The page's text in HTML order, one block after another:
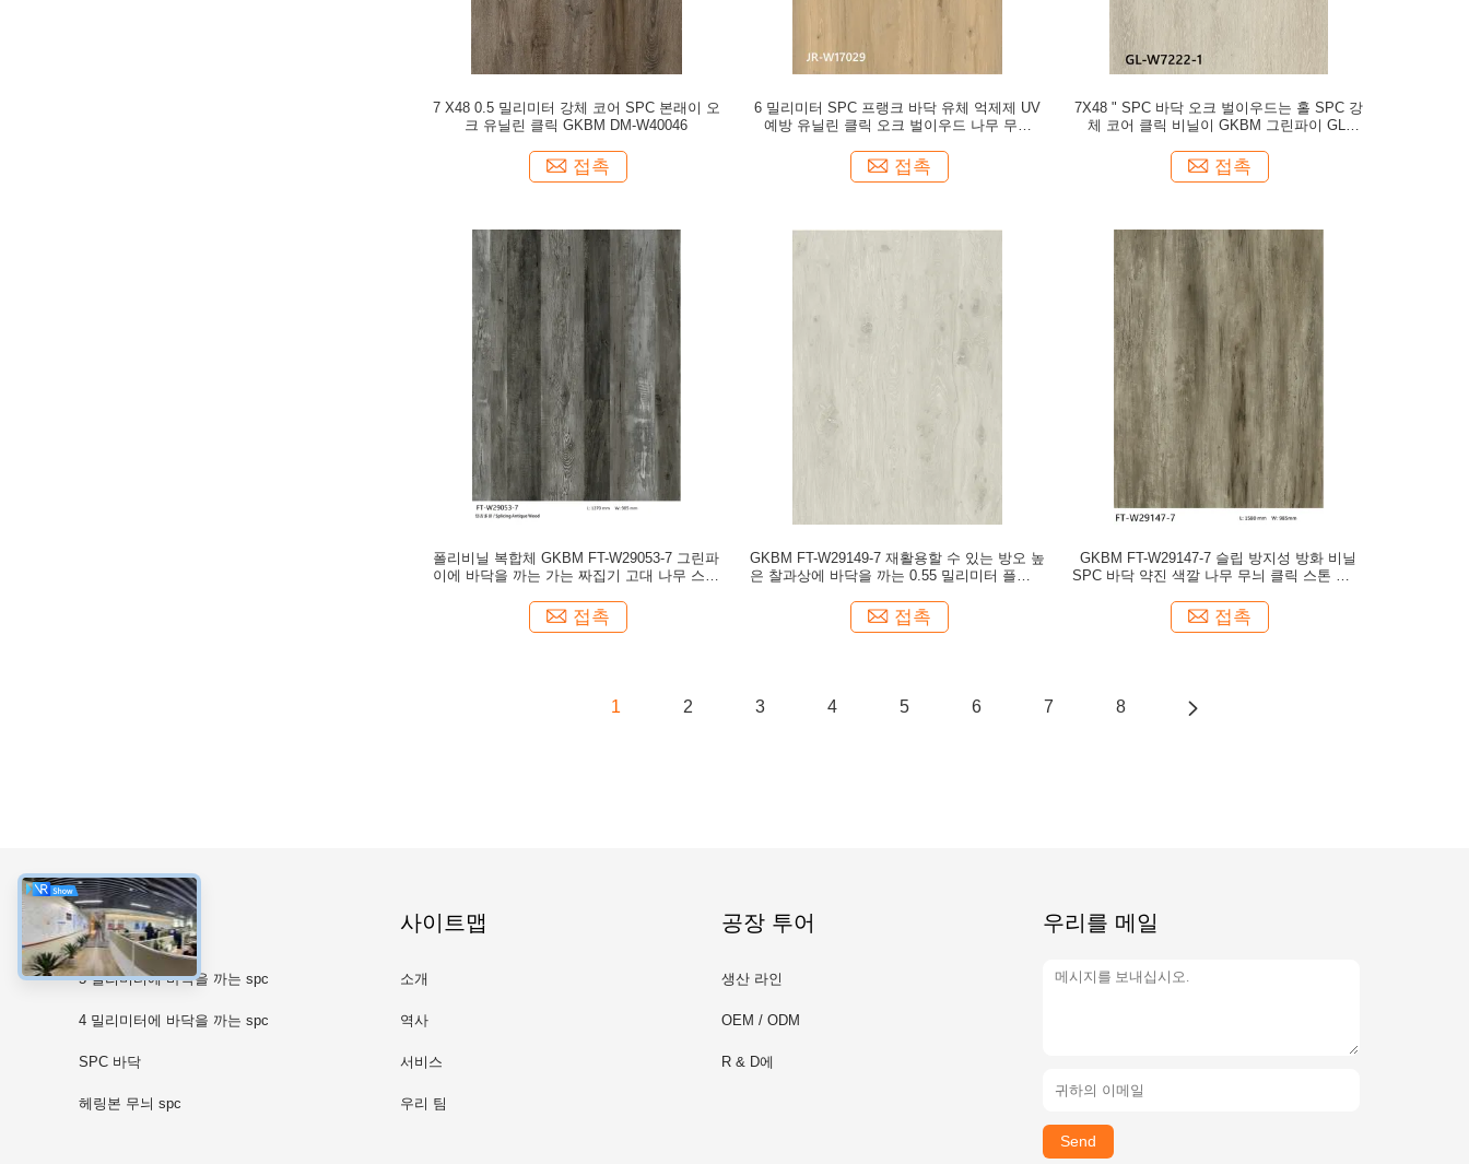
7 X48 0.5 밀리미터 강체 코어 SPC 본래이 오
크 유닐린 클릭 GKBM DM-W40046
접촉
6 밀리미터 SPC 프랭크 바닥 유체 억제제 UV
예방 유닐린 클릭 오크 벌이우드 나무 무늬
접촉
7X48 " SPC 바닥 오크 벌이우드는 홀 SPC 강
체 코어 클릭 비닐이 GKBM 그린파이 GL-
접촉
폴리비닐 복합체 GKBM FT-W29053-7 그린파
이에 바닥을 까는 가는 짜집기 고대 나무 스톤
접촉
GKBM FT-W29149-7 재활용할 수 있는 방오 높
은 찰과상에 바닥을 까는 0.55 밀리미터 플라스
접촉
GKBM FT-W29147-7 슬립 방지성 방화 비닐
SPC 바닥 약진 색깔 나무 무늬 클릭 스톤 복합
접촉
1 2 3 4 5 6 7 8
카테고리
5 밀리미터에 바닥을 까는 spc
4 밀리미터에 바닥을 까는 spc
SPC 바닥
헤링본 무늬 spc
사이트맵
소개
역사
서비스
우리 팀
공장 투어
생산 라인
OEM / ODM
R & D에
우리를 메일
Send